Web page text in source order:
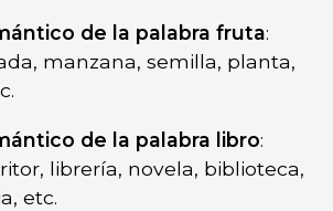
de la palabra fruta:
manzana, semilla, planta,
de la palabra libro:
librería, novela, biblioteca,
etc.